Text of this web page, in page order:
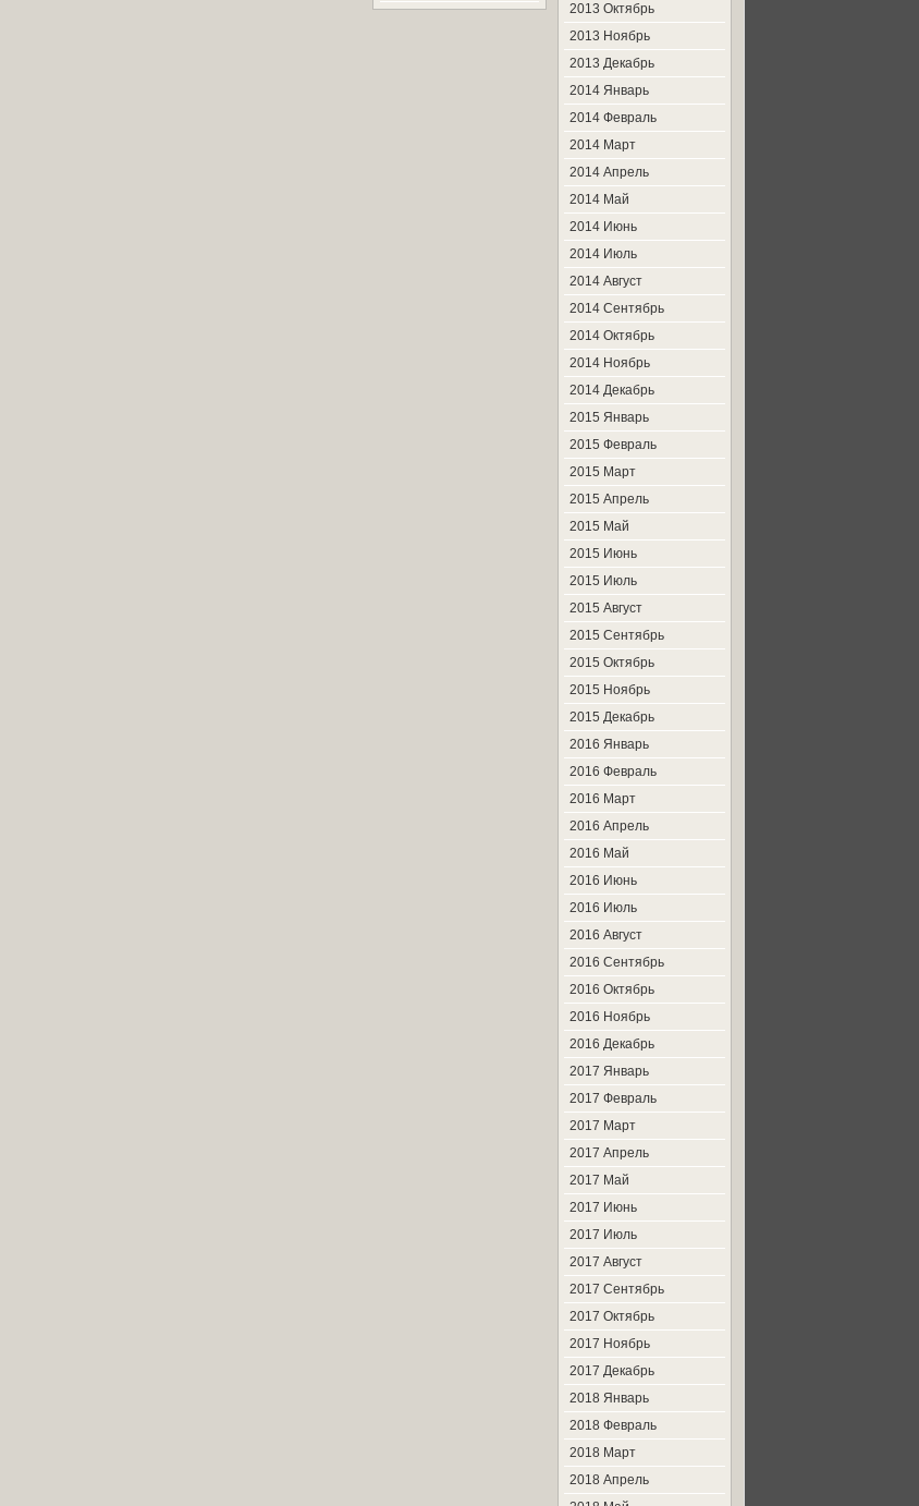
2013 Октябрь
2013 Ноябрь
2013 Декабрь
2014 Январь
2014 Февраль
2014 Март
2014 Апрель
2014 Май
2014 Июнь
2014 Июль
2014 Август
2014 Сентябрь
2014 Октябрь
2014 Ноябрь
2014 Декабрь
2015 Январь
2015 Февраль
2015 Март
2015 Апрель
2015 Май
2015 Июнь
2015 Июль
2015 Август
2015 Сентябрь
2015 Октябрь
2015 Ноябрь
2015 Декабрь
2016 Январь
2016 Февраль
2016 Март
2016 Апрель
2016 Май
2016 Июнь
2016 Июль
2016 Август
2016 Сентябрь
2016 Октябрь
2016 Ноябрь
2016 Декабрь
2017 Январь
2017 Февраль
2017 Март
2017 Апрель
2017 Май
2017 Июнь
2017 Июль
2017 Август
2017 Сентябрь
2017 Октябрь
2017 Ноябрь
2017 Декабрь
2018 Январь
2018 Февраль
2018 Март
2018 Апрель